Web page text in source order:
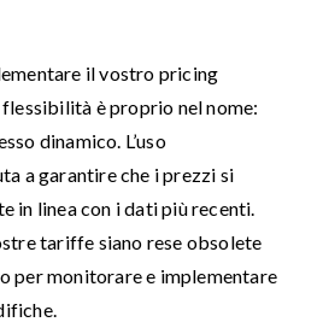
il vostro pricing
è proprio nel nome:
dinamico. L’uso
a garantire che i prezzi si
in linea con i dati più recenti.
tariffe siano rese obsolete
per monitorare e implementare